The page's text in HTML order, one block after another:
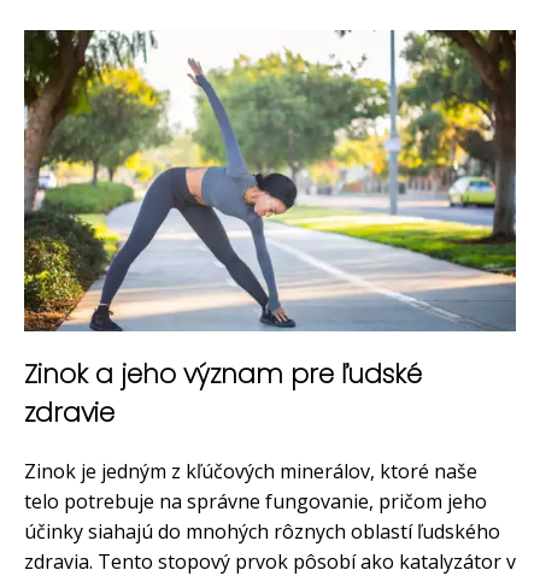
Zinok a jeho význam pre ľudské
zdravie
Zinok je jedným z kľúčových minerálov, ktoré naše
telo potrebuje na správne fungovanie, pričom jeho
účinky siahajú do mnohých rôznych oblastí ľudského
zdravia. Tento stopový prvok pôsobí ako katalyzátor v